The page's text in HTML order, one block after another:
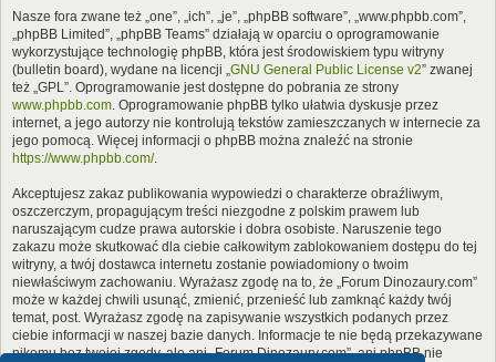
Nasze fora zwane też „one”, „ich”, „je”, „phpBB software”, „www.phpbb.com”,
„phpBB Limited”, „phpBB Teams” działają w oparciu o oprogramowanie
wykorzystujące technologię phpBB, która jest środowiskiem typu witryny
(bulletin board), wydane na licencji „GNU General Public License v2” zwanej
też „GPL”. Oprogramowanie jest dostępne do pobrania ze strony
www.phpbb.com. Oprogramowanie phpBB tylko ułatwia dyskusje przez
internet, a jego autorzy nie kontrolują tekstów zamieszczanych w internecie za
jego pomocą. Więcej informacji o phpBB można znaleźć na stronie
https://www.phpbb.com/.
Akceptujesz zakaz publikowania wypowiedzi o charakterze obraźliwym,
oszczerczym, propagującym treści niezgodne z polskim prawem lub
naruszającym cudze prawa autorskie i dobra osobiste. Naruszenie tego
zakazu może skutkować dla ciebie całkowitym zablokowaniem dostępu do tej
witryny, a twój dostawca internetu zostanie powiadomiony o twoim
niewłaściwym zachowaniu. Wyrażasz zgodę na to, że „Forum Dinozaury.com”
może w każdej chwili usunąć, zmienić, przenieść lub zamknąć każdy twój
temat, post. Wyrażasz zgodę na zapisywanie wszystkich podanych przez
ciebie informacji w naszej bazie danych. Informacje te nie będą przekazywane
nikomu bez twojej zgody, ale ani „Forum Dinozaury.com”, ani phpBB nie